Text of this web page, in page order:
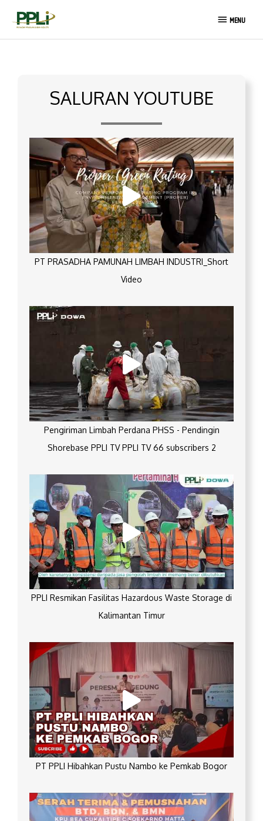
MENU
MENU
SALURAN YOUTUBE
PT PRASADHA PAMUNAH LIMBAH INDUSTRI_Short
Video
Pengiriman Limbah Perdana PHSS - Pendingin
Shorebase PPLI TV PPLI TV 66 subscribers 2
PPLI Resmikan Fasilitas Hazardous Waste Storage di
Kalimantan Timur
PT PPLI Hibahkan Pustu Nambo ke Pemkab Bogor